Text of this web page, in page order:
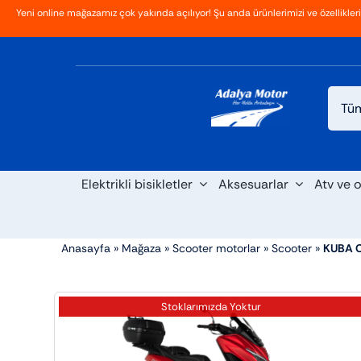
Yeni online mağazamız çok yakında açılıyor! Şu anda ürünlerimizi ve
İçeriğe
geç
Elektrikli bisikletler Aksesuarlar Atv ve
Maxi
Anasayfa » Mağaza »Scooter motorlar »Scooter »KUBA
Stoklarımızda Yoktur